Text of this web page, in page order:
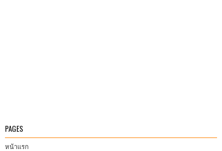
PAGES
หน้าแรก